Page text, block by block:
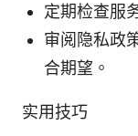
定期检查服
审阅隐私政
合期望。
实用技巧